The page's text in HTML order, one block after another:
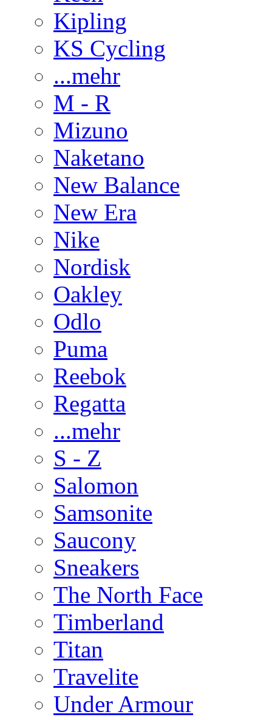
Kipling
KS Cycling
...mehr
M - R
Mizuno
Naketano
New Balance
New Era
Nike
Nordisk
Oakley
Odlo
Puma
Reebok
Regatta
...mehr
S - Z
Salomon
Samsonite
Saucony
Sneakers
The North Face
Timberland
Titan
Travelite
Under Armour